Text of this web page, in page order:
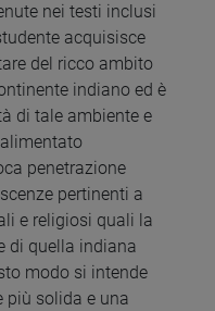
nei testi inclusi
acquisisce
del ricco ambito
indiano ed è
di tale ambiente e
penetrazione
pertinenti a
e religiosi quali la
di quella indiana
modo si intende
più solida e una